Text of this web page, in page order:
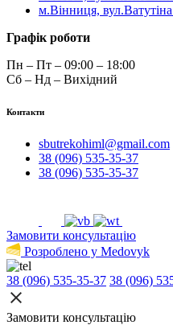
м.Вінниця,
Графік роботи
Пн – Пт – 09:00 – 18:00
Сб – Нд – Вихідний
Контакти
sbutrekohiml@gmail.com
38 (096) 535-35-37
38 (096) 535-35-37
Замовити консультацію
Розроблено у Medovyk
38 (096) 535-35-37 38 (096)
Замовити консультацію